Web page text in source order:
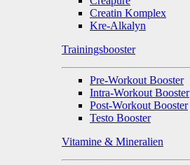
Creatin Komplex
Kre-Alkalyn
Trainingsbooster
Pre-Workout Booster
Intra-Workout Booster
Post-Workout Booster
Testo Booster
Vitamine & Mineralien